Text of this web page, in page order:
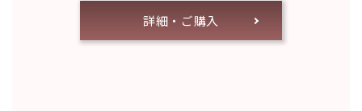
詳細・ご購入